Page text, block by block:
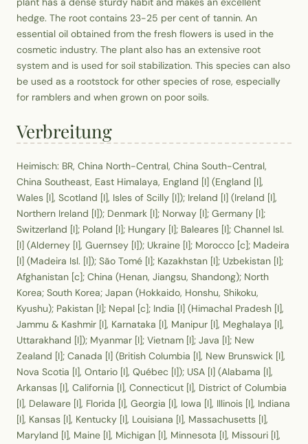
hedge. The root contains 23-25 per cent of tannin. An
essential oil obtained from the fresh flowers is used in the
cosmetic industry. The plant also has an extensive root
system and is used for soil stabilization. This species can also
be used as a rootstock for other species of rose, especially
for ramblers and when grown on poor soils.
Verbreitung
Heimisch: BR, China North-Central, China South-Central,
China Southeast, East Himalaya, England [I] (England [I],
Wales [I], Scotland [I], Isles of Scilly [I]); Ireland [I] (Ireland [I],
Northern Ireland [I]); Denmark [I]; Norway [I]; Germany [I];
Switzerland [I]; Poland [I]; Hungary [I]; Baleares [I]; Channel Isl.
[I] (Alderney [I], Guernsey [I]); Ukraine [I]; Morocco [c]; Madeira
[I] (Madeira Isl. [I]); São Tomé [I]; Kazakhstan [I]; Uzbekistan [I];
Afghanistan [c]; China (Henan, Jiangsu, Shandong); North
Korea; South Korea; Japan (Hokkaido, Honshu, Shikoku,
Kyushu); Pakistan [I]; Nepal [c]; India [I] (Himachal Pradesh [I],
Jammu & Kashmir [I], Karnataka [I], Manipur [I], Meghalaya [I],
Uttarakhand [I]); Myanmar [I]; Vietnam [I]; Java [I]; New
Zealand [I]; Canada [I] (British Columbia [I], New Brunswick [I],
Nova Scotia [I], Ontario [I], Québec [I]); USA [I] (Alabama [I],
Arkansas [I], California [I], Connecticut [I], District of Columbia
[I], Delaware [I], Florida [I], Georgia [I], Iowa [I], Illinois [I], Indiana
[I], Kansas [I], Kentucky [I], Louisiana [I], Massachusetts [I],
Maryland [I], Maine [I], Michigan [I], Minnesota [I], Missouri [I],